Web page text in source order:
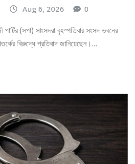
Aug 6, 2026 0
(সপা) সাংসদরা বৃহস্পতিবার সংসদ ভবনের
বিরুদ্ধে প্রতিবাদ জানিয়েছেন।…